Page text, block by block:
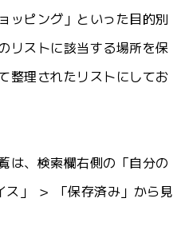
ッピング」といった目的別
リストに該当する場所を保
整理されたリストにしてお
は、検索欄右側の「自分の
」 ＞ 「保存済み」から見